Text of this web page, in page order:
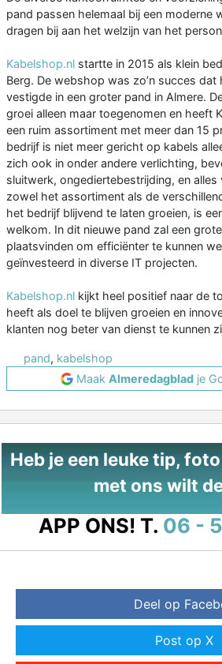
pand passen helemaal bij een moderne
dragen bij aan het welzijn van het
Kabelshop.nl startte in 2015 als klein
Berg. De webshop was zo’n succes
vestigde in een groter pand in Almere.
groei alleen maar toegenomen en heeft
een ruim assortiment met meer dan 15
bedrijf is niet meer gericht op kabels
zich ook in onder andere verlichting,
sluitwerk, ongediertebestrijding, en alles
zowel het assortiment als de
het bedrijf blijvend te laten groeien, is
welkom. In dit nieuwe pand zal een
plaatsvinden om efficiënter te kunnen
geïnvesteerd in diverse IT projecten.
Kabelshop.nl kijkt heel positief naar de
heeft als doel te blijven groeien en
klanten nog beter van dienst te kunnen
pand, kabelshop
Maak Almeredagbladje
Heb je een leuke tip,
met ons wilt
APP ONS! T. 06 -
Deel op
Post op X